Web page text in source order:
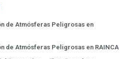
de Atmósferas Peligrosas en
de Atmósferas Peligrosas en RAINCA